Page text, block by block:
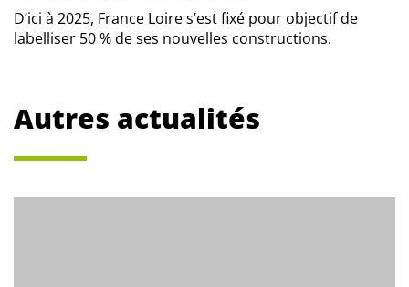
D’ici à 2025, France Loire s’est fixé pour objectif de
labelliser 50 % de ses nouvelles constructions.
Autres actualités